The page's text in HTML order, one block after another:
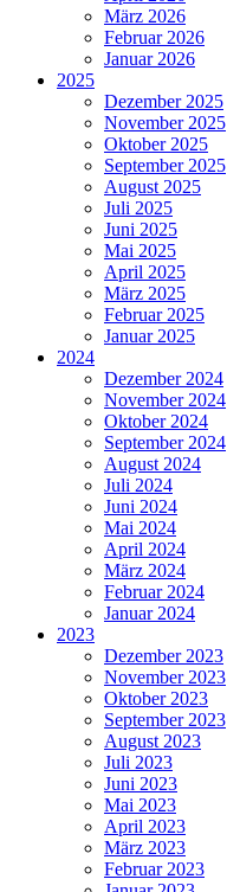
März 2026
Februar 2026
Januar 2026
2025
Dezember 2025
November 2025
Oktober 2025
September 2025
August 2025
Juli 2025
Juni 2025
Mai 2025
April 2025
März 2025
Februar 2025
Januar 2025
2024
Dezember 2024
November 2024
Oktober 2024
September 2024
August 2024
Juli 2024
Juni 2024
Mai 2024
April 2024
März 2024
Februar 2024
Januar 2024
2023
Dezember 2023
November 2023
Oktober 2023
September 2023
August 2023
Juli 2023
Juni 2023
Mai 2023
April 2023
März 2023
Februar 2023